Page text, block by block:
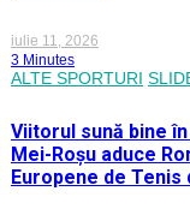
iulie 11, 2026
3 Minutes
ALTE SPORTURI
Viitorul sună bine
Mei-Roșu aduce
Europene de Tenis